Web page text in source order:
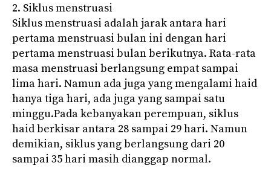
2. Siklus menstruasi
Siklus menstruasi adalah jarak antara hari
pertama menstruasi bulan ini dengan hari
pertama menstruasi bulan berikutnya. Rata-rata
masa menstruasi berlangsung empat sampai
lima hari. Namun ada juga yang mengalami haid
hanya tiga hari, ada juga yang sampai satu
minggu.Pada kebanyakan perempuan, siklus
haid berkisar antara 28 sampai 29 hari. Namun
demikian, siklus yang berlangsung dari 20
sampai 35 hari masih dianggap normal.